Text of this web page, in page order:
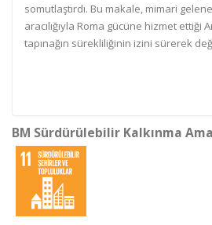
somutlaştırdı. Bu makale, mimari
aracılığıyla Roma gücüne hizmet ettiği
tapınağın sürekliliğinin izini sürerek
BM Sürdürülebilir Kalkınma